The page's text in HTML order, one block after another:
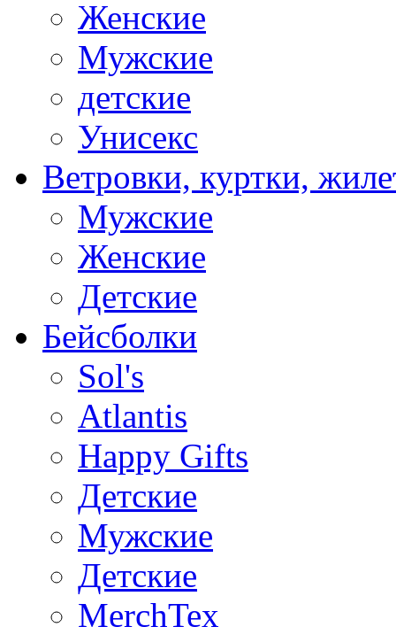
Женские
Мужские
детские
Унисекс
Ветровки, куртки,
Мужские
Женские
Детские
Бейсболки
Sol's
Atlantis
Happy Gifts
Детские
Мужские
Детские
MerchTex